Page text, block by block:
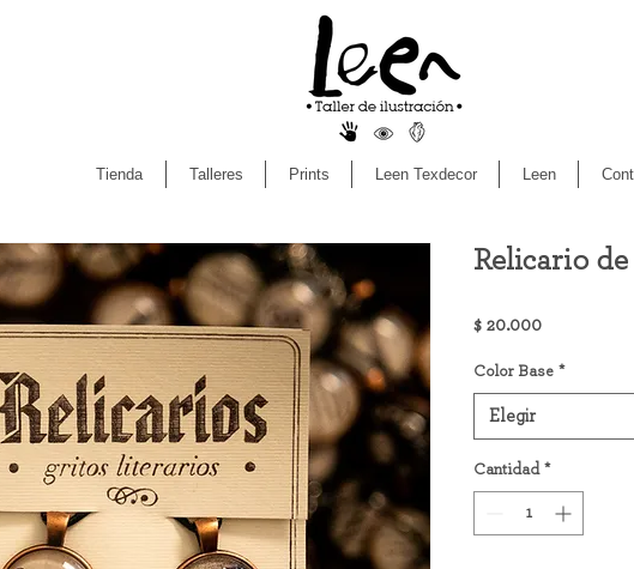
Tienda Talleres Prints Leen Texdecor Leen
Relicario
$ 20.000Precio
Color Base *
Elegir
Cantidad *